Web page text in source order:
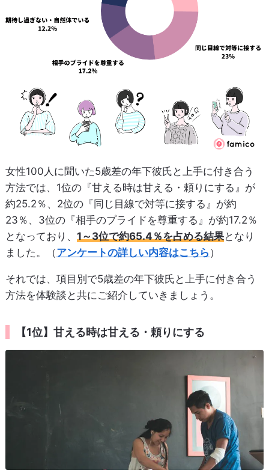
女性100人に聞いた5歳差の年下彼氏と上手に付き合う
方法では、1位の『甘える時は甘える・頼りにする』が
約25.2％、2位の『同じ目線で対等に接する』が約
23％、3位の『相手のプライドを尊重する』が約17.2％
となっており、 1～3位で約65.4％を占める結果となり
ました。（アンケートの詳しい内容はこちら ）
それでは、項目別で5歳差の年下彼氏と上手に付き合う
方法を体験談と共にご紹介していきましょう。
【1位】甘える時は甘える・頼りにする